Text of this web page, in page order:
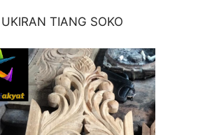
UKIRAN TIANG SOKO